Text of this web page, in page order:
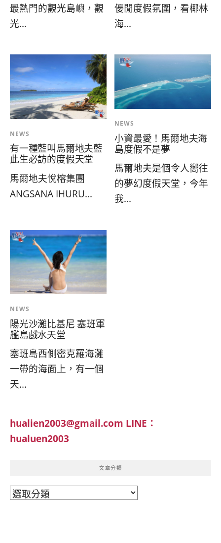
最熱門的觀光島嶼，觀
光...
優閒度假氛圍，看椰林
海...
NEWS
有一種藍叫馬爾地夫藍
此生必訪的度假天堂
馬爾地夫悅榕集團
ANGSANA IHURU...
NEWS
小資最愛！馬爾地夫海
島度假不是夢
馬爾地夫是個令人嚮往
的夢幻度假天堂，今年
我...
NEWS
陽光沙灘比基尼 塞班軍
艦島戲水天堂
塞班島西側密克羅海灘
一帶的海面上，有一個
天...
hualien2003@gmail.com LINE：
hualuen2003
文章分類
文